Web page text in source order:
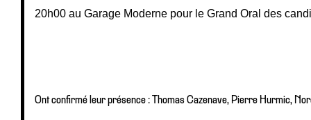
20h00 au Garage Moderne pour le Grand Oral des
Ont confirmé leur présence : Thomas Cazenave, Pierre Hurmic,